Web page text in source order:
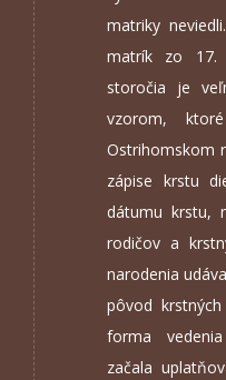
matriky
matrík zo 17.
storočia je
vzorom,
Ostrihomskom
zápise krstu
dátumu krstu,
rodičov a
narodenia
pôvod
forma
začala